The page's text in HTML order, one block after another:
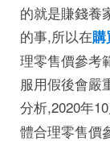
的就是賺錢養
的事,所以在
理零售價參考
服用假後會嚴
分析,2020年
體合理零售價